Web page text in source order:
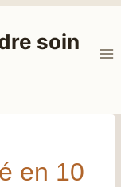
soin
en 10